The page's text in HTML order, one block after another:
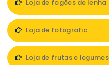
Loja de fogões de lenha
Loja de fotografia
Loja de frutas e legumes